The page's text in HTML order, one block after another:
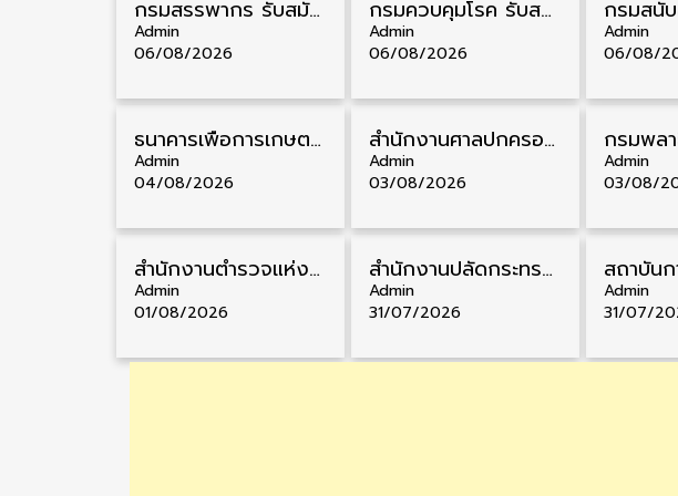
กรมสรรพากร รับสมัครลูกจ้างชั่วคราว วุฒิ ปวช./ป.ตรี 138 อัตรา รับสมัคร 17 – 31 สิงหาคม
Admin
06/08/2026
กรมควบคุมโรค รับสมัครสอบบรรจุเข้ารับราชการ วุฒิ ปวส./ป.ตรี 17 อัตรา รับสมัคร 17 สิงหาคม – 4 กันยายน
Admin
06/08/2026
Admin
06/08/
ธนาคารเพื่อการเกษตรและสหกรณ์การเกษตร รับสมัครบุคคลเพื่อเป็นผู้ช่วยพนักงาน วุฒิ ป.ตรี 5 อัตรา รับสมัคร 4 – 14 สิงหาคม
Admin
04/08/2026
สํานักงานศาลปกครอง รับสมัครสอบบรรจุเข้ารับราชการ วุฒิ ป.ตรี 72 อัตรา รับสมัคร 31 สิงหาคม – 18 กันยายน
Admin
03/08/2026
Admin
03/08/
สำนักงานตำรวจแห่งชาติ รับสมัครสอบนายสิบตำรวจ วุฒิ ม.6/ปวช. 6,000 อัตรา รับสมัคร 8 – 19 สิงหาคม
Admin
01/08/2026
สำนักงานปลัดกระทรวงพาณิชย์ รับสมัครคัดเลือกพนักงานราชการ วุฒิ ปวส./ป.ตรี 11 อัตรา รับสมัคร 10 – 21 สิงหาคม
Admin
31/07/2026
Admin
31/07/